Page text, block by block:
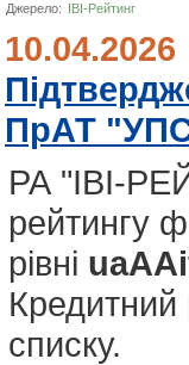
Джерело: ІВІ-Рейтинг
10.04.2026
ПрАТ
РА "ІВІ-
рейтингу
рівні
Кредитний
списку.